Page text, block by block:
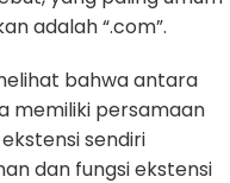
adalah “.com”.
bahwa antara
memiliki persamaan
sendiri
dan fungsi ekstensi